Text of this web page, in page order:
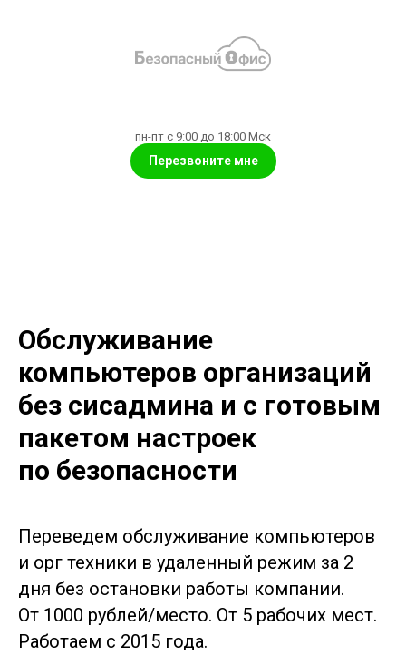
пн-пт с 9:00 до 18:00 Мск
Перезвоните мне
Обслуживание
компьютеров организаций
без сисадмина и с готовым
пакетом настроек
по безопасности
Переведем обслуживание компьютеров
и орг техники в удаленный режим за 2
дня без остановки работы компании.
От 1000 рублей/место. От 5 рабочих мест.
Работаем с 2015 года.